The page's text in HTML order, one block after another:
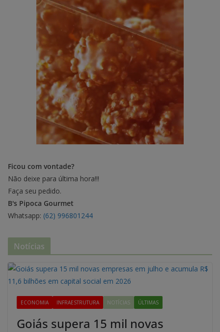
Ficou com vontade?
Não deixe para última hora!!!
Faça seu pedido.
B's Pipoca Gourmet
Whatsapp: (62) 996801244
Notícias
ECONOMIA INFRAESTRUTURA NOTÍCIAS ÚLTIMAS
Goiás supera 15 mil novas